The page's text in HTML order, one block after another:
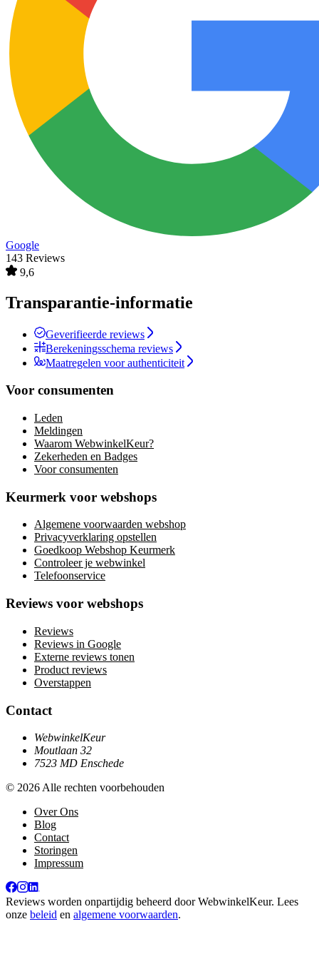
Google
143 Reviews
9,6
Transparantie-informatie
Geverifieerde reviews
Berekeningsschema reviews
Maatregelen voor authenticiteit
Voor consumenten
Leden
Meldingen
Waarom WebwinkelKeur?
Zekerheden en Badges
Voor consumenten
Keurmerk voor webshops
Algemene voorwaarden webshop
Privacyverklaring opstellen
Goedkoop Webshop Keurmerk
Controleer je webwinkel
Telefoonservice
Reviews voor webshops
Reviews
Reviews in Google
Externe reviews tonen
Product reviews
Overstappen
Contact
WebwinkelKeur
Moutlaan 32
7523 MD Enschede
© 2026 Alle rechten voorbehouden
Over Ons
Blog
Contact
Storingen
Impressum
Reviews worden onpartijdig beheerd doorWebwinkelKeur. Lees
onze beleid en algemene voorwaarden.